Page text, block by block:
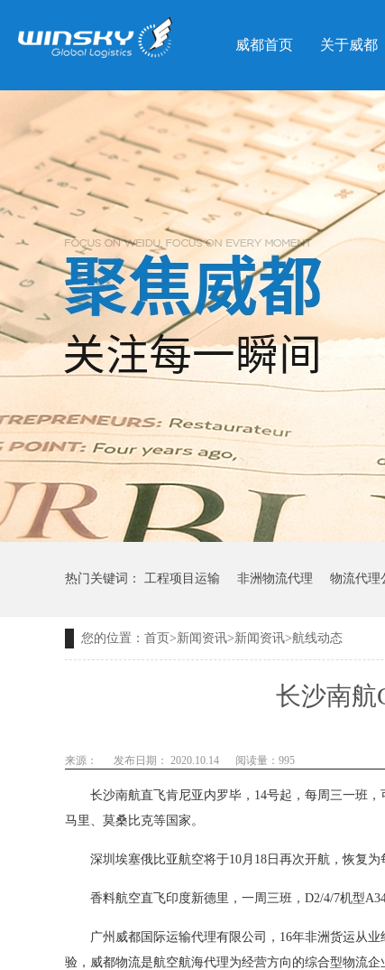
威都首页 关于威都
热门关键词： 工程项目运输 非洲物流代理 物流代理
您的位置： 首页>新闻资讯>新闻资讯>航线动态
长沙南航
来源： 发布日期： 2020.10.14 阅读量： 995
长沙南航直飞肯尼亚内罗毕 ，14号起，每周三一班，
马里、莫桑比克等国家。
深圳 埃塞俄比亚航空将于10月18日再次开航，恢复
香料航空直飞印度新德里，一周三班 ， D2/4/7机型
广州威都国际运输代理有限公司， 16年非洲货运从业
验，威都物流是航空航海代理为经营方向的综合型物流